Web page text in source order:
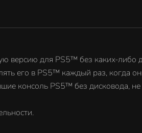
Resident Evil Resistance не подлежит
Джилл Валентайн знает о преступлениях
входит новая сетевая игра Resident Evil
версию для PS5™ без каких-либо
его в PS5™ каждый раз, когда
консоль PS5™ без дисковода,